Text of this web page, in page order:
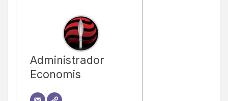
Administrador
Economis